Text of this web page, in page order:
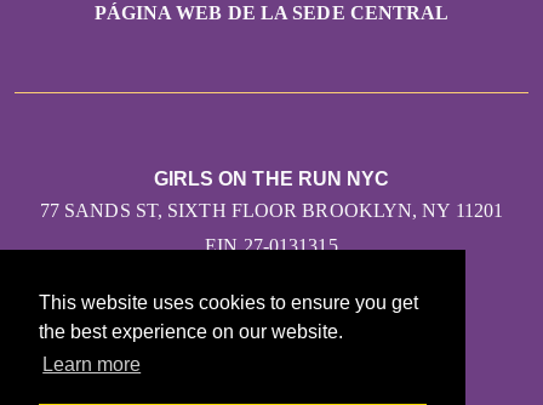
This website uses cookies to ensure you get
the best experience on our website.
Learn more
PÁGINA WEB DE LA SEDE CENTRAL
GIRLS ON THE RUN NYC
77 SANDS ST, SIXTH FLOOR BROOKLYN, NY 11201
EIN 27-0131315